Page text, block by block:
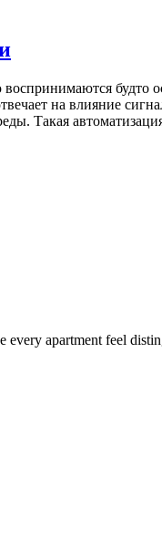
будто
на влияние
Такая
every apartment feel